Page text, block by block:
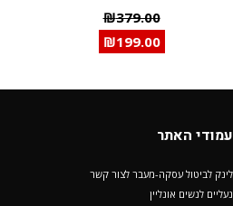
₪379.00
₪199.00
עמודי האתר
לינק לביטול עסקה-מעבר לצור קשר
נעליים לנשים אונליין